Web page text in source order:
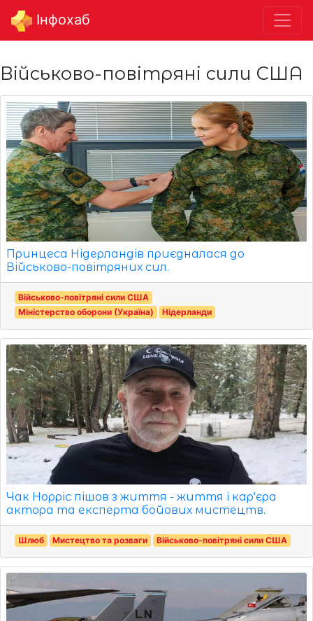
Інфохаб
Військово-повітряні сили США
Принцеса Нідерландів приєдналася до
Військово-повітряних сил.
Військово-повітряні сили США
Міністерство оборони (Україна)
Нідерланди
Чак Норріс пішов з життя - життя і кар'єра
актора та експерта бойових мистецтв.
Шлюб Мистецтво та розваги Військово-повітряні сили США